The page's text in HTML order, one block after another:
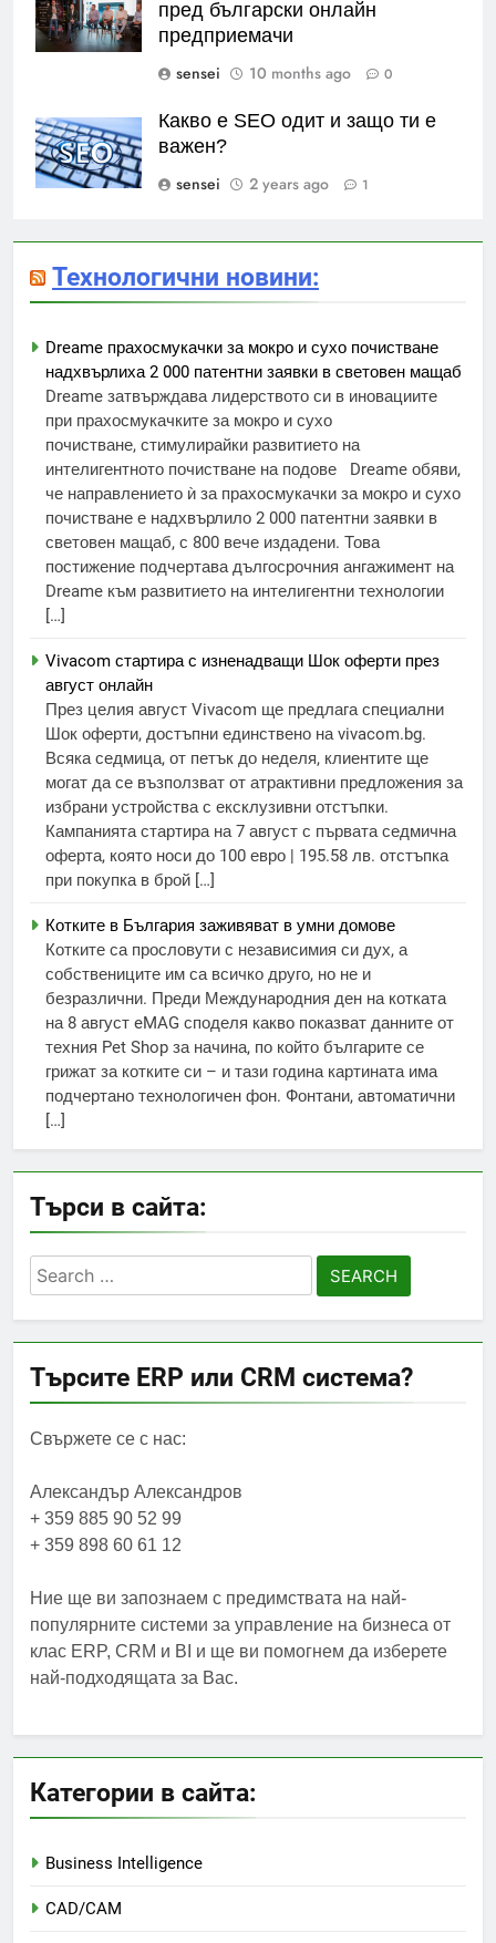
пред български онлайн
предприемачи
sensei
10 months ago 0
Какво е SEO одит и защо ти е
важен?
sensei
2 years ago 1
Технологични новини:
Dreame прахосмукачки за мокро и сухо почистване
надхвърлиха 2 000 патентни заявки в световен мащаб
Dreame затвърждава лидерството си в иновациите
при прахосмукачките за мокро и сухо
почистване, стимулирайки развитието на
интелигентното почистване на подове Dreame обяви,
че направлението ѝ за прахосмукачки за мокро и сухо
почистване е надхвърлило 2 000 патентни заявки в
световен мащаб, с 800 вече издадени. Това
постижение подчертава дългосрочния ангажимент на
Dreame към развитието на интелигентни технологии
[…]
Vivacom стартира с изненадващи Шок оферти през
август онлайн
През целия август Vivacom ще предлага специални
Шок оферти, достъпни единствено на vivacom.bg.
Всяка седмица, от петък до неделя, клиентите ще
могат да се възползват от атрактивни предложения за
избрани устройства с ексклузивни отстъпки.
Кампанията стартира на 7 август с първата седмична
оферта, която носи до 100 евро | 195.58 лв. отстъпка
при покупка в брой […]
Котките в България заживяват в умни домове
Котките са прословути с независимия си дух, а
собствениците им са всичко друго, но не и
безразлични. Преди Международния ден на котката
на 8 август eMAG споделя какво показват данните от
техния Pet Shop за начина, по който българите се
грижат за котките си – и тази година картината има
подчертано технологичен фон. Фонтани, автоматични
[…]
Търси в сайта:
Search
for:
Търсите ERP или CRM система?
Свържете се с нас:
Александър Александров
+ 359 885 90 52 99
+ 359 898 60 61 12
Ние ще ви запознаем с предимствата на най-
популярните системи за управление на бизнеса от
клас ERP, CRM и BI и ще ви помогнем да изберете
най-подходящата за Вас.
Категории в сайта:
Business Intelligence
CAD/CAM